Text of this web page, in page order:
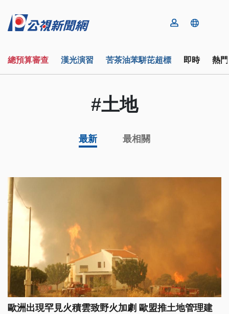
總預算審查 漢光演習 苦茶油苯駢芘超標 即時 熱
#土地
最新 最相關
歐洲出現罕見火積雲致野火加劇 歐盟推土地管理建